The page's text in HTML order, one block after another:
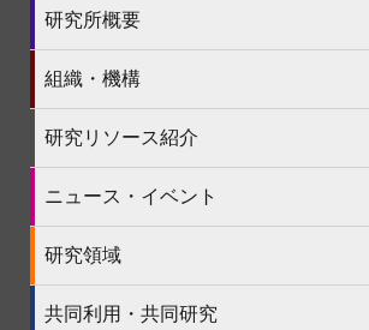
研究所概要
組織・機構
研究リソース紹介
ニュース・イベント
研究領域
共同利用・共同研究